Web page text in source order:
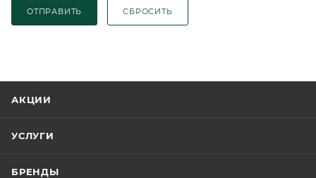
ОТПРАВИТЬ СБРОСИТЬ
АКЦИИ
УСЛУГИ
БРЕНДЫ